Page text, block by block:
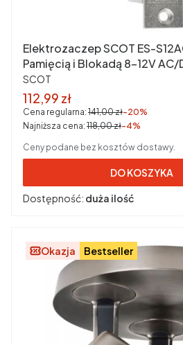
Elektrozaczep SCOT ES-
Pamięcią i Blokadą 8-12V AC/
PRODUCENT
SCOT
Cena promocyjna brutto
112,99 zł
Cena regularna: 141,00 zł-20%
Najniższa cena: 118,00 zł-4%
Ceny podane bez kosztów dostawy.
DO KOSZYKA
Dostępność: duża ilość
Okazja Bestseller